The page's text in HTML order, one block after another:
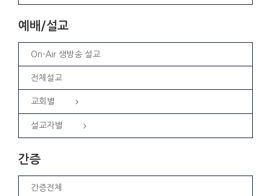
예배/설교
On-Air 생방송 설교
전체설교
교회별
설교자별
간증
간증전체